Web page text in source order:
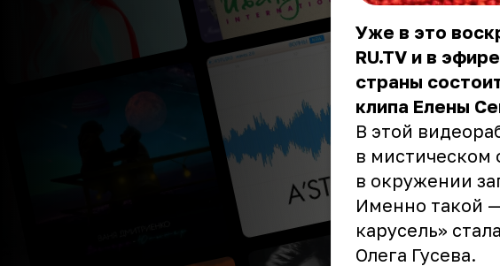
Уже в это
RU.TV и в
страны
клипа Елены
В этой
в мистическом
в окружении
Именно такой
карусель»
Олега Гусева.